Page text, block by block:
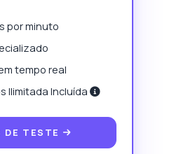
por minuto
tempo real
Ilimitada Incluída
TESTE